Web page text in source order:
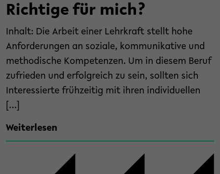
Richtige für mich?
Inhalt: Die Arbeit einer Lehrkraft stellt hohe
Anforderungen an soziale, kommunikative und
methodische Kompetenzen. Um in diesem Beruf
zufrieden und erfolgreich zu sein, sollten sich
Interessierte frühzeitig mit ihren individuellen
[…]
Weiterlesen